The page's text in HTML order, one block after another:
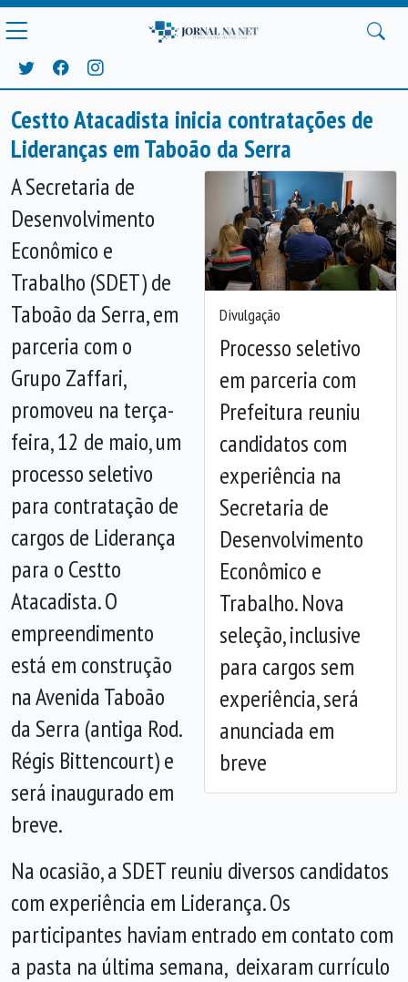
Cestto Atacadista inicia contratações de
Lideranças em Taboão da Serra
Divulgação
Processo seletivo
em parceria com
Prefeitura reuniu
candidatos com
experiência na
Secretaria de
Desenvolvimento
Econômico e
Trabalho. Nova
seleção, inclusive
para cargos sem
experiência, será
anunciada em
breve
Anterior
A Secretaria de
Desenvolvimento
Econômico e
Trabalho (SDET) de
Taboão da Serra, em
parceria com o
Grupo Zaffari,
promoveu na terça-
feira, 12 de maio, um
processo seletivo
para contratação de
cargos de Liderança
para o Cestto
Atacadista. O
empreendimento
está em construção
na Avenida Taboão
da Serra (antiga Rod.
Régis Bittencourt) e
será inaugurado em
breve.
Na ocasião, a SDET reuniu diversos candidatos
com experiência em Liderança. Os
participantes haviam entrado em contato com
a pasta na última semana, deixaram currículo